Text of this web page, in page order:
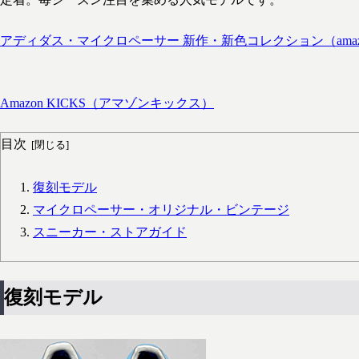
アディダス・マイクロペーサー 新作・新色コレクション（
Amazon KICKS（アマゾンキックス）
目次
復刻モデル
マイクロペーサー・オリジナル・ビンテージ
スニーカー・ストアガイド
復刻モデル